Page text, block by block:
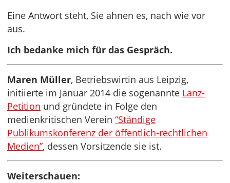
Eine Antwort steht, Sie ahnen es, nach wie vor
aus.
Ich bedanke mich für das Gespräch.
Maren Müller, Betriebswirtin aus Leipzig,
initiierte im Januar 2014 die sogenannte Lanz-
Petition und gründete in Folge den
medienkritischen Verein “Ständige
Publikumskonferenz der öffentlich-rechtlichen
Medien”, dessen Vorsitzende sie ist.
Weiterschauen: